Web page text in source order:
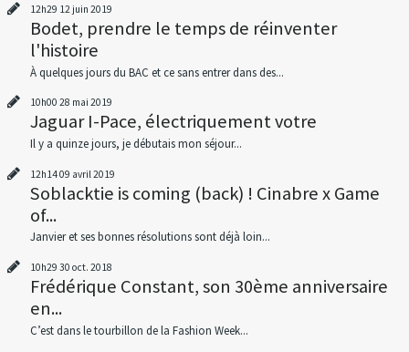
12h29 12 juin 2019
Bodet, prendre le temps de réinventer
l'histoire
À quelques jours du BAC et ce sans entrer dans des...
10h00 28 mai 2019
Jaguar I-Pace, électriquement votre
Il y a quinze jours, je débutais mon séjour...
12h1409 avril 2019
Soblacktie is coming (back) ! Cinabre x Game
of...
Janvier et ses bonnes résolutions sont déjà loin...
10h29 30 oct. 2018
Frédérique Constant, son 30ème anniversaire
en...
C’est dans le tourbillon de la Fashion Week...